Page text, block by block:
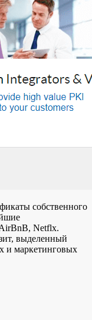
собственного
Netflx.
выделенный
и маркетинговых